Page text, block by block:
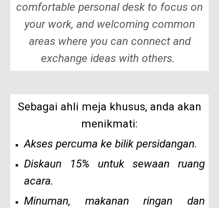
comfortable personal desk to focus on
your work, and welcoming common
areas where you can connect and
exchange ideas with others.
Sebagai ahli meja khusus, anda akan
menikmati:
Akses percuma ke bilik persidangan.
Diskaun 15% untuk sewaan ruang
acara.
Minuman, makanan ringan dan